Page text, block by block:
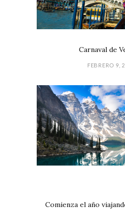
Carnaval de
FEBRERO 9,
Comienza el año